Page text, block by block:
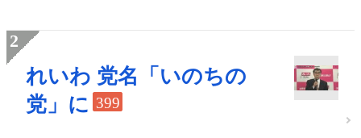
れいわ 党名「いのちの
党」に 399